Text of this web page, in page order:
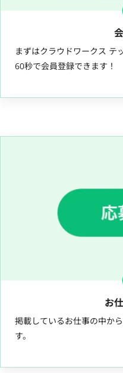
まずはクラウドワークス テ
60秒で会員登録できます！
お
掲載しているお仕事の中か
す。